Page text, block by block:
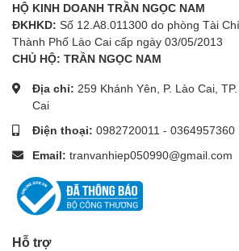
HỘ KINH DOANH TRẦN NGỌC NAM
ĐKHKD: Số 12.A8.011300 do phòng Tài
Thành Phố Lào Cai cấp ngày 03/05/2013
CHỦ HỘ: TRẦN NGỌC NAM
Địa chỉ: 259 Khánh Yên, P. Lào Cai,
Cai
Điện thoại: 0982720011 - 0364957360
Email: tranvanhiep050990@gmail.com
Hỗ trợ